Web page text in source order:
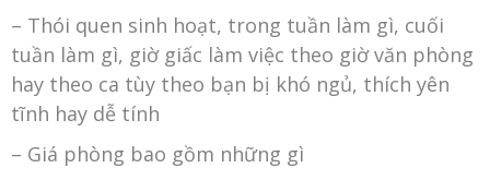
– Thói quen sinh hoạt, trong tuần làm gì, cuối
tuần làm gì, giờ giấc làm việc theo giờ văn phòng
hay theo ca tùy theo bạn bị khó ngủ, thích yên
tĩnh hay dễ tính
– Giá phòng bao gồm những gì